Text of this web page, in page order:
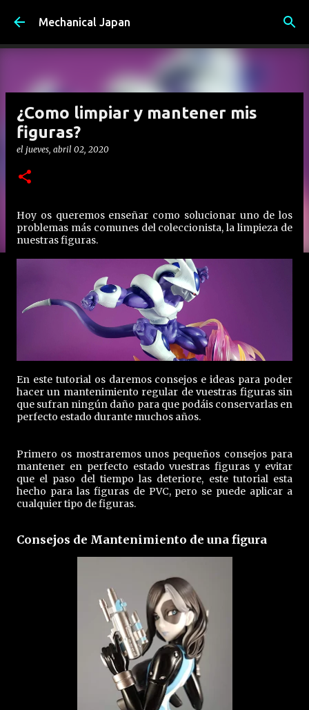
Ir al contenido principal
Mechanical Japan
¿Como limpiar y mantener mis
figuras?
el jueves, abril 02, 2020
Hoy os queremos enseñar como solucionar uno de los
problemas más comunes del coleccionista, la limpieza de
nuestras figuras.
En este tutorial os daremos consejos e ideas para poder
hacer un mantenimiento regular de vuestras figuras sin
que sufran ningún daño para que podáis conservarlas en
perfecto estado durante muchos años.
Primero os mostraremos unos pequeños consejos para
mantener en perfecto estado vuestras figuras y evitar
que el paso del tiempo las deteriore, este tutorial esta
hecho para las figuras de PVC, pero se puede aplicar a
cualquier tipo de figuras.
Consejos de Mantenimiento de una figura